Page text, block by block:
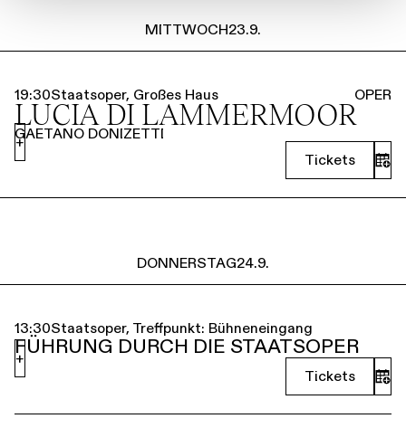
MITTWOCH23.9.
19:30Staatsoper, Großes Haus OPER
LUCIA DI LAMMERMOOR
GAETANO DONIZETTI
Tickets
+
DONNERSTAG24.9.
13:30Staatsoper, Treffpunkt: Bühneneingang
FÜHRUNG DURCH DIE STAATSOPER
Tickets
+